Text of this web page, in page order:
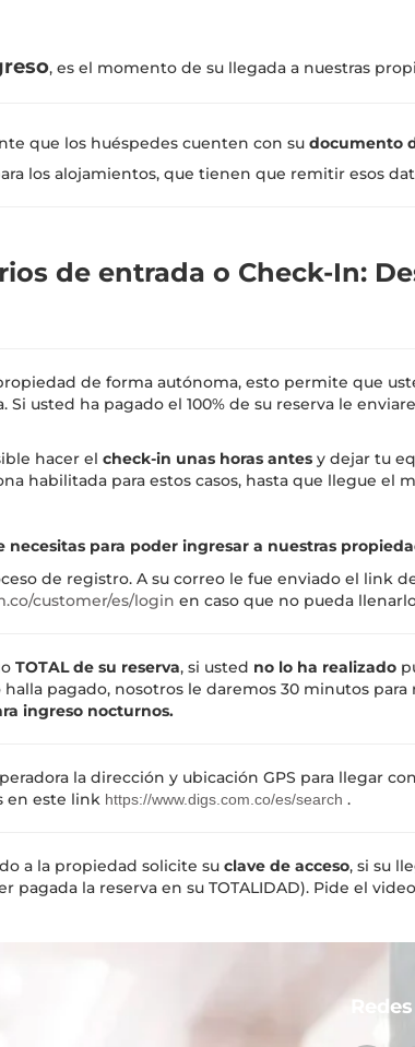
, es el momento de su llegada a nuestras
que los huéspedes cuenten con su documento
los alojamientos, que tienen que remitir esos
de entrada o Check-In:
de forma autónoma, esto permite que
Si usted ha pagado el 100% de su reserva le
hacer el check-in unas horas antes y dejar tu
habilitada para estos casos, hasta que llegue
necesitas para poder ingresar a nuestras
de registro. A su correo le fue enviado el link
customer/es/login en caso que no pueda
TOTAL de su reserva, si usted no lo ha realizado
pagado, nosotros le daremos 30 minutos
ingreso nocturnos.
la dirección y ubicación GPS para llegar
en este link https://www.digs.com.co/es/search .
a la propiedad solicite su clave de acceso, si su
pagada la reserva en su TOTALIDAD). Pide el